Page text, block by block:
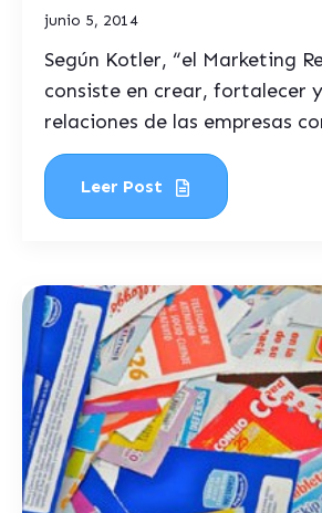
junio 5, 2014
Según Kotler, “el Marketing
consiste en crear, fortalecer
relaciones de las empresas
Leer Post